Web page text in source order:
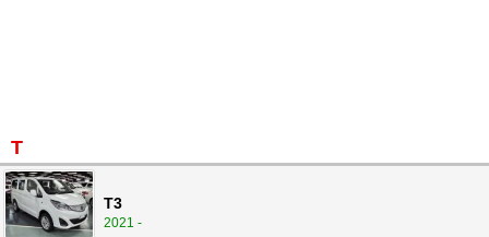
T
T3
2021 -